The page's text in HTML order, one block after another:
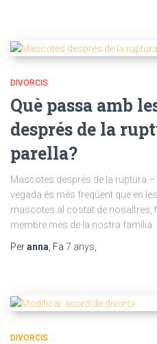
DIVORCIS
Què passa amb
després de la
parella?
Mascotes després de la ruptura
vegada és més freqüent que en
mascotes al costat de nosaltres,
membre més de la nostra família.
Peranna , Fa 7 anys
DIVORCIS